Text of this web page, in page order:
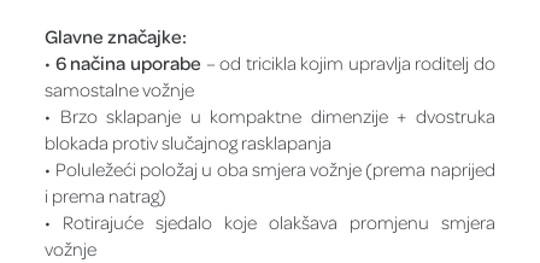
Glavne značajke:
• 6 načina uporabe – od tricikla kojim upravlja roditelj do
samostalne vožnje
• Brzo sklapanje u kompaktne dimenzije + dvostruka
blokada protiv slučajnog rasklapanja
• Poluležeći položaj u oba smjera vožnje (prema naprijed
i prema natrag)
• Rotirajuće sjedalo koje olakšava promjenu smjera
vožnje